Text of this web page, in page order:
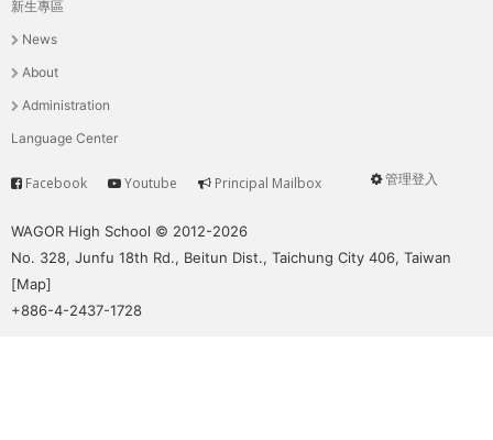
主
選
單
新生專區
News
About
Administration
Language Center
User
管理登入
Service
Facebook Youtube Principal Mailbox
WAGOR High School © 2012-2026
No. 328, Junfu 18th Rd., Beitun Dist., Taichung City 406, Taiwan
[Map]
+886-4-2437-1728